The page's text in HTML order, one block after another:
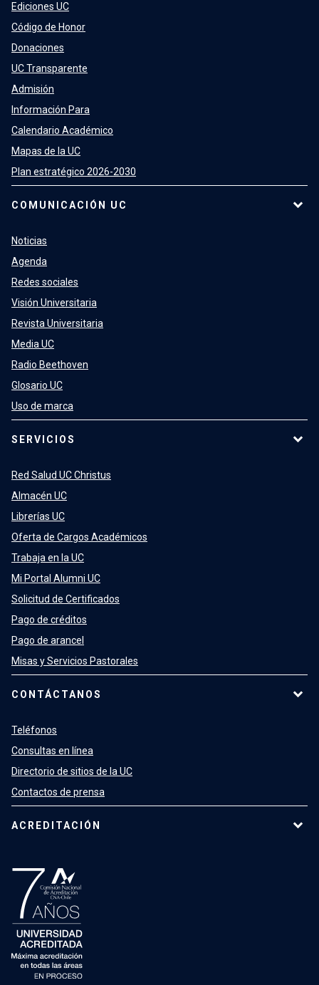
Ediciones UC
Código de Honor
Donaciones
UC Transparente
Admisión
Información Para
Calendario Académico
Mapas de la UC
Plan estratégico 2026-2030
COMUNICACIÓN UC
Noticias
Agenda
Redes sociales
Visión Universitaria
Revista Universitaria
Media UC
Radio Beethoven
Glosario UC
Uso de marca
SERVICIOS
Red Salud UC Christus
Almacén UC
Librerías UC
Oferta de Cargos Académicos
Trabaja en la UC
Mi Portal Alumni UC
Solicitud de Certificados
Pago de créditos
Pago de arancel
Misas y Servicios Pastorales
CONTÁCTANOS
Teléfonos
Consultas en línea
Directorio de sitios de la UC
Contactos de prensa
ACREDITACIÓN